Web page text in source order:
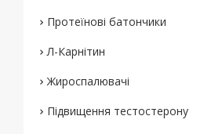
Протеїнові батончики
Л-Карнітин
Жироспалювачі
Підвищення тестостерону